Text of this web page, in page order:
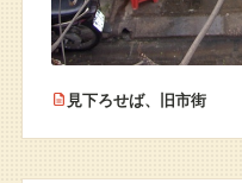
見下ろせば、旧市街